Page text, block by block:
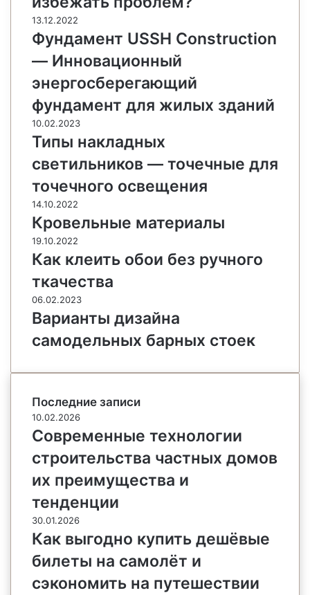
13.12.2022
Фундамент USSH Construction
— Инновационный
энергосберегающий
фундамент для жилых зданий
10.02.2023
Типы накладных
светильников — точечные для
точечного освещения
14.10.2022
Кровельные материалы
19.10.2022
Как клеить обои без ручного
ткачества
06.02.2023
Варианты дизайна
самодельных барных стоек
Последние записи
10.02.2026
Современные технологии
строительства частных домов
их преимущества и
тенденции
30.01.2026
Как выгодно купить дешёвые
билеты на самолёт и
сэкономить на путешествии